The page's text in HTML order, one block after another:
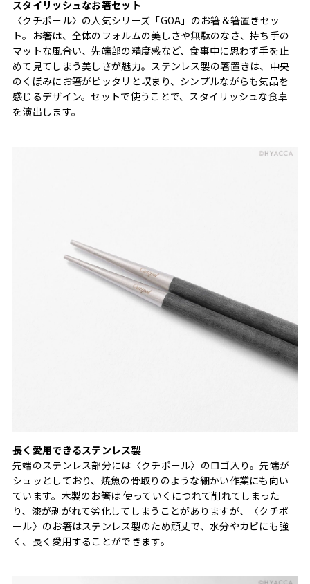
スタイリッシュなお箸セット
〈クチポール〉の人気シリーズ「GOA」のお箸＆箸置きセッ
ト。お箸は、全体のフォルムの美しさや無駄のなさ、持ち手の
マットな風合い、先端部の精度感など、食事中に思わず手を止
めて見てしまう美しさが魅力。ステンレス製の箸置きは、中央
のくぼみにお箸がピッタリと収まり、シンプルながらも気品を
感じるデザイン。セットで使うことで、スタイリッシュな食卓
を演出します。
長く愛用できるステンレス製
先端のステンレス部分には〈クチポール〉のロゴ入り。先端が
シュッとしており、焼魚の骨取りのような細かい作業にも向い
ています。木製のお箸は 使っていくにつれて削れてしまった
り、漆が剥がれて劣化してしまうことがありますが、〈クチポ
ール〉のお箸はステンレス製のため頑丈で、水分やカビにも強
く、長く愛用することができます。